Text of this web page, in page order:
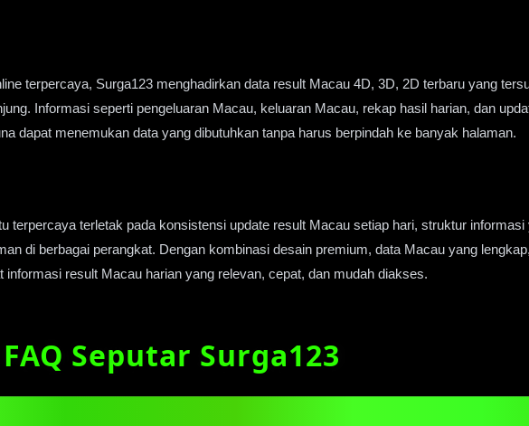
terpercaya, Surga123 menghadirkan data result Macau 4D, 3D, 2D terbaru yang
Informasi seperti pengeluaran Macau, keluaran Macau, rekap hasil harian, dan
dapat menemukan data yang dibutuhkan tanpa harus berpindah ke banyak halaman.
terpercaya terletak pada konsistensi update result Macau setiap hari, struktur informasi
di berbagai perangkat. Dengan kombinasi desain premium, data Macau yang
informasi result Macau harian yang relevan, cepat, dan mudah diakses.
FAQ Seputar Surga123